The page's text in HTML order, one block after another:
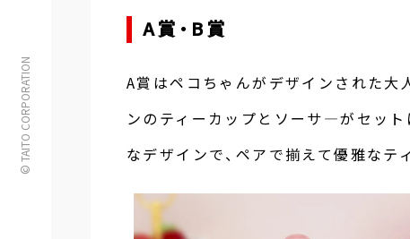
© TAITO CORPORATION
A賞・B賞
A賞はペコちゃんがデザインされた大
ンのティーカップとソーサ―がセッ
なデザインで、ペアで揃えて優雅なテ